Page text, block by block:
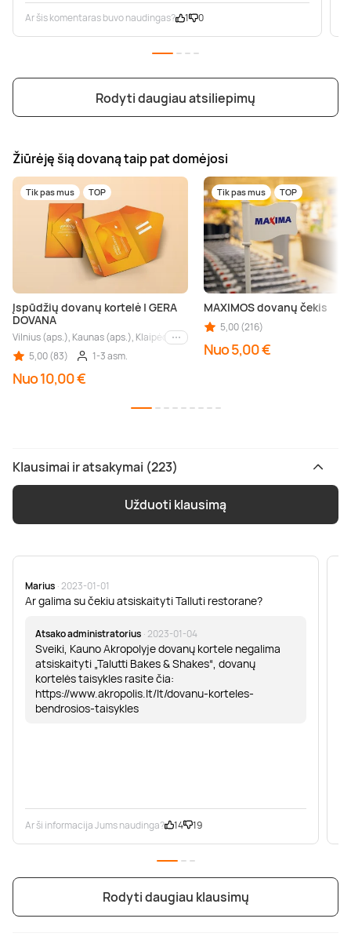
Ar šis komentaras buvo naudingas? 1 0
Rodyti daugiau atsiliepimų
Žiūrėję šią dovaną taip pat domėjosi
Tik pas mus TOP
Įspūdžių dovanų kortelė | GERA
DOVANA
Vilnius (aps.), Kaunas (aps.), Klaipėda (aps.), Palanga (aps.), Nida (aps.),
Kiti miestai
5,00 (83)
1-3 asm.
Nuo 10,00 €
Tik pas mus TOP
MAXIMOS dovanų čekis
5,00 (216)
Nuo 5,00 €
Klausimai ir atsakymai (223)
Užduoti klausimą
Marius · 2023-01-01
Ar galima su čekiu atsiskaityti Talluti restorane?
Atsako administratorius · 2023-01-04
Sveiki, Kauno Akropolyje dovanų kortele negalima
atsiskaityti „Talutti Bakes & Shakes“, dovanų
kortelės taisykles rasite čia:
https://www.akropolis.lt/lt/dovanu-korteles-
bendrosios-taisykles
Ar ši informacija Jums naudinga? 14 19
Rodyti daugiau klausimų